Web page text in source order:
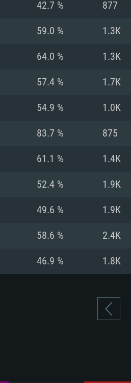
권장 사양
운영체제:
프로세서: Intel
메모리: 16 GB 이상
그래픽 카드:
권장 사양
운영체제: Mac OS
프로세서: Core i7
네트워크: 브로드밴
여유 저장 공간:
권장 사양
운영체제: Ubuntu
프로세서: Intel Core
메모리: 16 GB
그래픽 카드:
와 동급의 성능을
지원하는 AMD RX
42.7 % 877
59.0 % 1.3K
64.0 % 1.3K
57.4 % 1.7K
54.9 % 1.0K
83.7 % 875
61.1 % 1.4K
52.4 % 1.9K
49.6 % 1.9K
58.6 % 2.4K
46.9 % 1.8K